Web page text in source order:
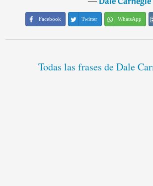
Facebook Twitter WhatsApp
Todas las frases de Dale